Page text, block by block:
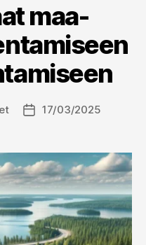
maa-
Julkaisupäivämäärä
17/03/2025